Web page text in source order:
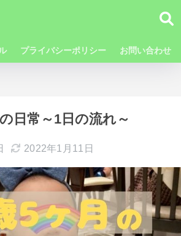
プライバシーポリシー お問い合わせ
日常～1日の流れ～
2022年1月11日